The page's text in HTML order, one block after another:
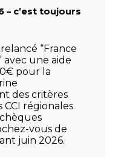
– c’est toujours
“France
avec une aide
pour la
des critères
CCI régionales
vous de
juin 2026.